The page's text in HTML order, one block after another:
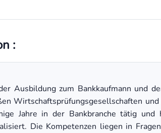
:
Ausbildung zum Bankkaufmann und
Wirtschaftsprüfungsgesellschaften
Jahre in der Bankbranche tätig
Die Kompetenzen liegen in